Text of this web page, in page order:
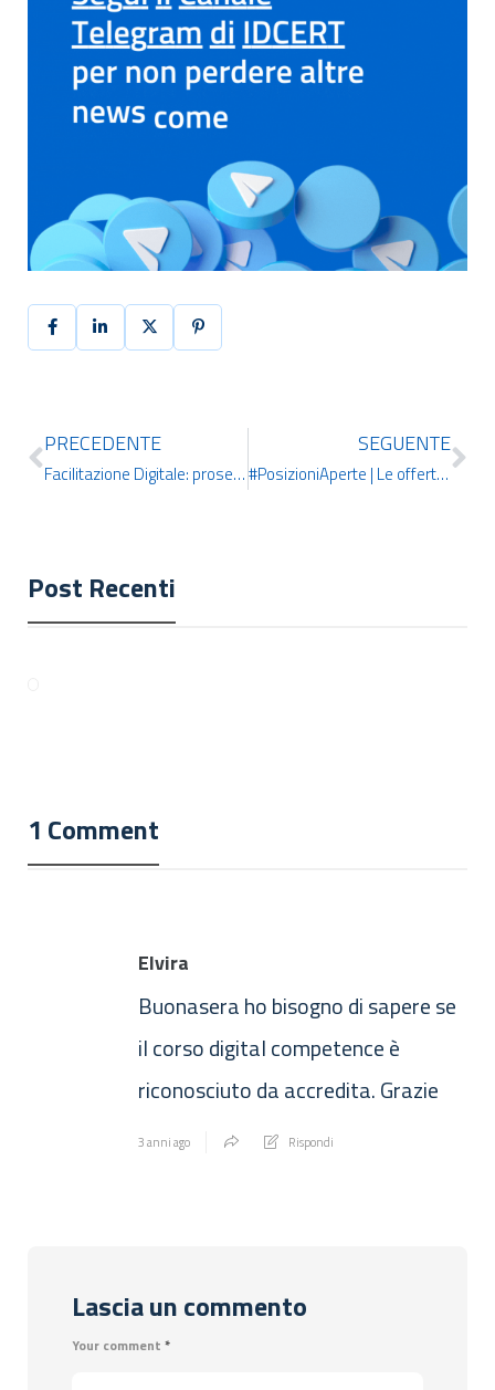
PRECEDENTE
Facilitazione Digitale: proseguono i lavori del tavolo di Inclusione Digitale. Nel gruppo anche IDCERT
SEGUENTE
#PosizioniAperte | Le offerte di lavoro più interessanti della settimana
Post Recenti
1 Comment
Elvira
Buonasera ho bisogno di sapere se
il corso digital competence è
riconosciuto da accredita. Grazie
3 anni ago Rispondi
Lascia un commento
Your comment *